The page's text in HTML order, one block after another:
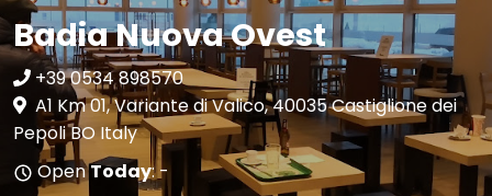
Badia Nuova Ovest
+39 0534 898570
A1 Km 01, Variante di Valico, 40035 Castiglione dei
Pepoli BO Italy
OpenToday: -